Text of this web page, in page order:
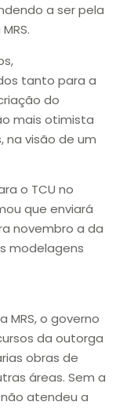
a ser pela
tanto para a
do
mais otimista
na visão de um
o TCU no
que enviará
novembro a da
modelagens
MRS, o governo
da outorga
obras de
áreas. Sem a
atendeu a